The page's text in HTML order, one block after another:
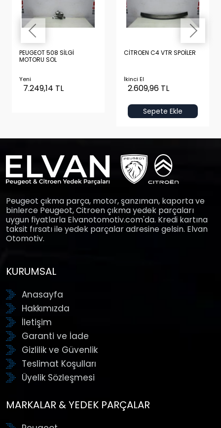
PEUGEOT 508 SİLGİ
MOTORU SOL
Yeni
7.249,14 TL
CİTROEN C4 VTR SPOİLER
İkinci El
2.609,96 TL
Sepete Ekle
Peugeot çıkma parça, motor, şanzıman, kaporta ve
binlerce Peugeot, Citroen çıkma yedek parçaları
uygun fiyatlarla Elvanotomotiv.com'da. Kredi kartına
taksit fırsatı ile yedek parçalar adresine gelsin. Elvan
Otomotiv.
KURUMSAL
Anasayfa
Hakkımızda
İletişim
Garanti ve İade
Gizlilik ve Güvenlik
Teslimat Koşulları
Üyelik Sözleşmesi
MARKALAR & YEDEK PARÇALAR